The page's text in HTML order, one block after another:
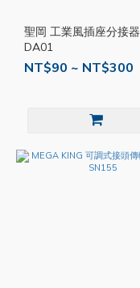
聖岡 工業風插座分接器
DA01
NT$90 ~ NT$300